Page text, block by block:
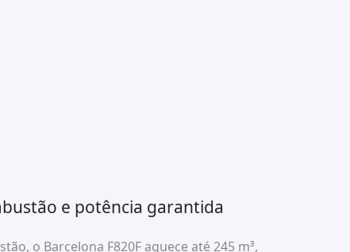
e potência garantida
o Barcelona F820F aquece até 245 m³,